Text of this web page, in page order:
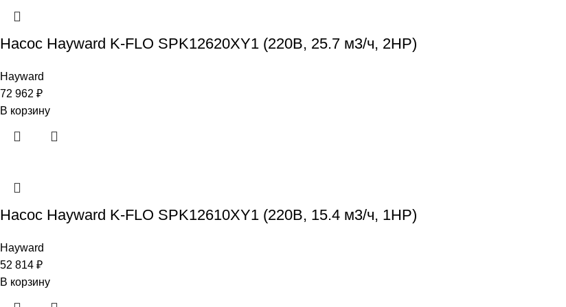
Насос Hayward K-FLO SPK12620XY1 (220В, 25.7 м3/ч, 2НР)
Hayward
72 962 ₽
В корзину
Насос Hayward K-FLO SPK12610XY1 (220В, 15.4 м3/ч, 1НР)
Hayward
52 814 ₽
В корзину